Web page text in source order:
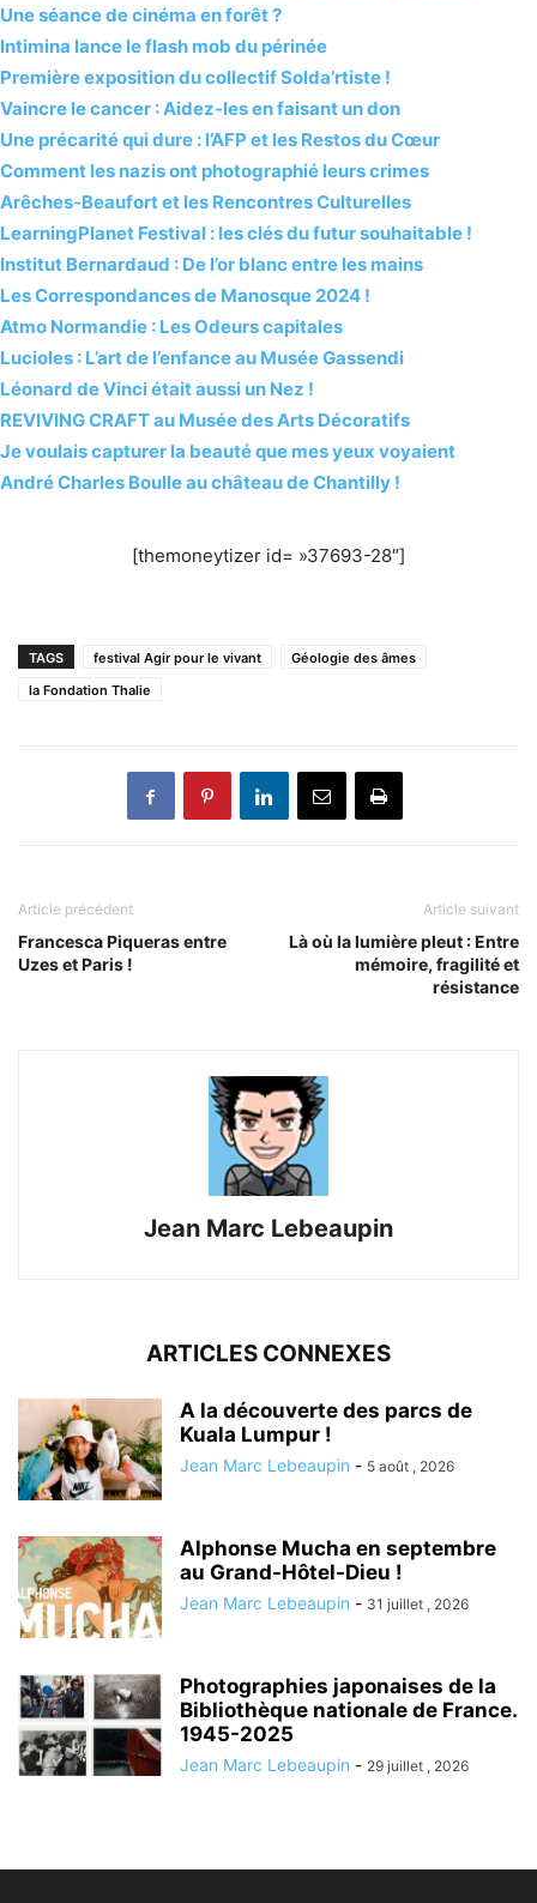
Une séance de cinéma en forêt ?
Intimina lance le flash mob du périnée
Première exposition du collectif Solda’rtiste !
Vaincre le cancer : Aidez-les en faisant un don
Une précarité qui dure : l’AFP et les Restos du Cœur
Comment les nazis ont photographié leurs crimes
Arêches-Beaufort et les Rencontres Culturelles
LearningPlanet Festival : les clés du futur souhaitable !
Institut Bernardaud : De l’or blanc entre les mains
Les Correspondances de Manosque 2024 !
Atmo Normandie : Les Odeurs capitales
Lucioles : L’art de l’enfance au Musée Gassendi
Léonard de Vinci était aussi un Nez !
REVIVING CRAFT au Musée des Arts Décoratifs
Je voulais capturer la beauté que mes yeux voyaient
André Charles Boulle au château de Chantilly !
[themoneytizer id= »37693-28″]
TAGS festival Agir pour le vivant
Géologie des âmes
la Fondation Thalie
Article précédent
Francesca Piqueras entre
Uzes et Paris !
Article suivant
Là où la lumière pleut : Entre
mémoire, fragilité et
résistance
Jean Marc Lebeaupin
ARTICLES CONNEXES
A la découverte des parcs de
Kuala Lumpur !
Jean Marc Lebeaupin - 5 août , 2026
Alphonse Mucha en septembre
au Grand-Hôtel-Dieu !
Jean Marc Lebeaupin - 31 juillet , 2026
Photographies japonaises de la
Bibliothèque nationale de France.
1945-2025
Jean Marc Lebeaupin - 29 juillet , 2026